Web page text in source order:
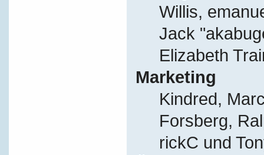
Willis,
Jack
Elizabeth
Marketing
Kindred,
Forsberg,
rickC und